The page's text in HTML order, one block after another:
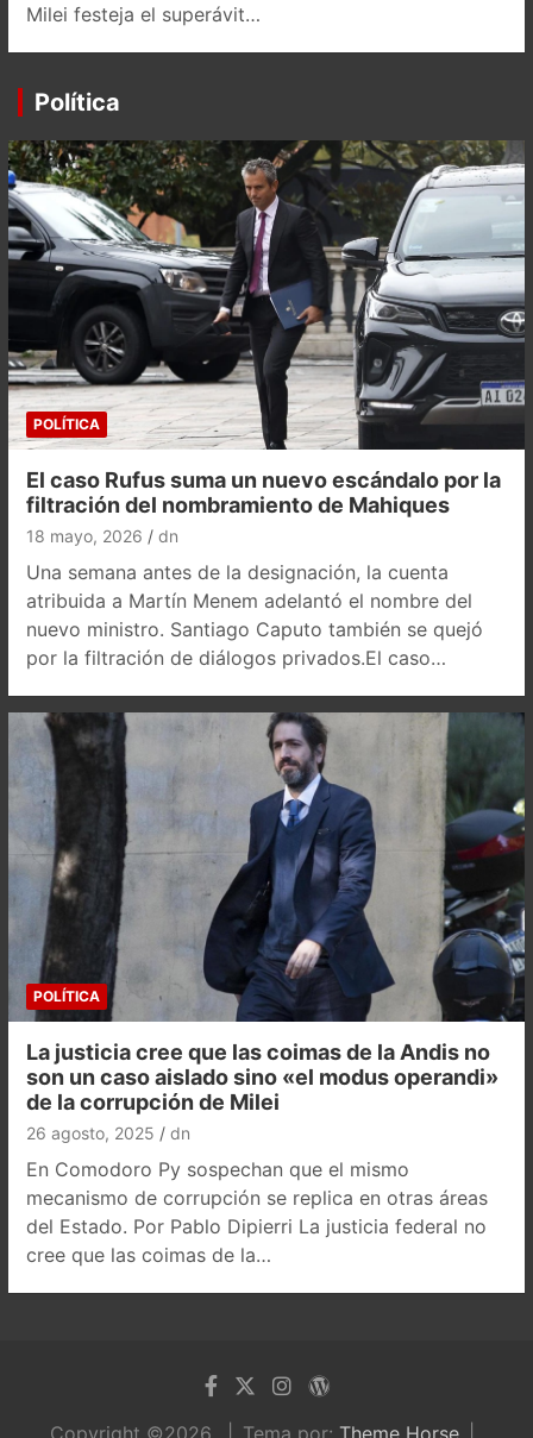
Milei festeja el superávit…
Política
POLÍTICA
El caso Rufus suma un nuevo escándalo por la
filtración del nombramiento de Mahiques
18 mayo, 2026 dn
Una semana antes de la designación, la cuenta
atribuida a Martín Menem adelantó el nombre del
nuevo ministro. Santiago Caputo también se quejó
por la filtración de diálogos privados.El caso…
POLÍTICA
La justicia cree que las coimas de la Andis no
son un caso aislado sino «el modus operandi»
de la corrupción de Milei
26 agosto, 2025 dn
En Comodoro Py sospechan que el mismo
mecanismo de corrupción se replica en otras áreas
del Estado. Por Pablo Dipierri La justicia federal no
cree que las coimas de la…